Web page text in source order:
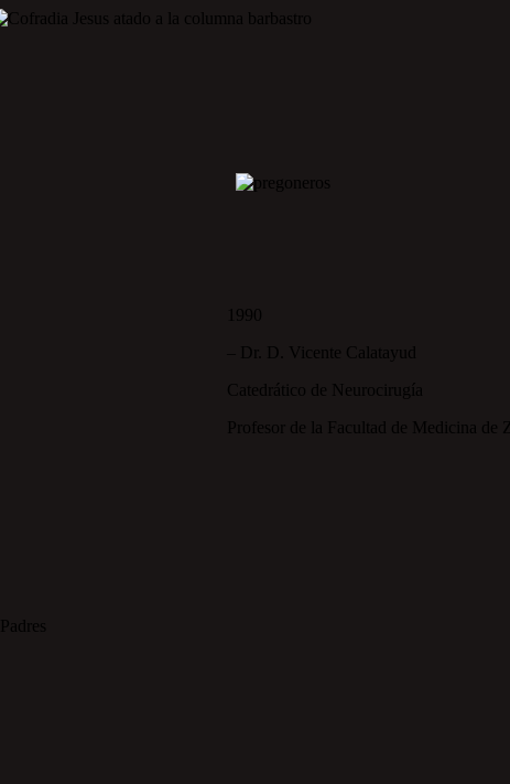
1990
– Dr. D. Vicente Calatayud
Catedrático de Neurocirugía
Profesor de la Facultad de Medicina de